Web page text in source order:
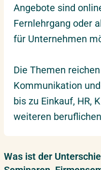
Angebote sind
Fernlehrgang oder
für Unternehmen
Die Themen
Kommunikation
bis zu Einkauf, HR,
weiteren
Was ist der